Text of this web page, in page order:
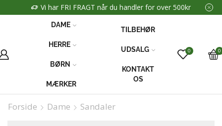
Vi har FRI FRAGT når du handler for over 500kr
DAME
HERRE
BØRN
MÆRKER
TILBEHØR
UDSALG
KONTAKT
OS
0 0
Forside Dame Sandaler